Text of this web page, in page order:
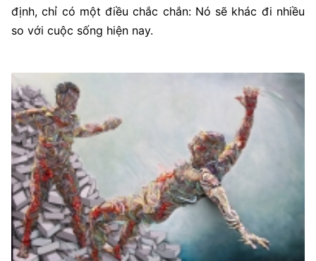
định, chỉ có một điều chắc chắn: Nó sẽ khác đi nhiều
so với cuộc sống hiện nay.